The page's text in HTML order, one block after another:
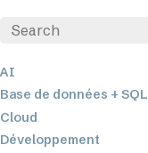
AI
Base de données + SQL
Cloud
Développement